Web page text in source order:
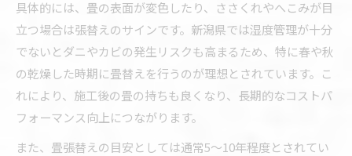
具体的には、畳の表面が変色したり、ささくれやへこみが目
立つ場合は張替えのサインです。新潟県では湿度管理が十分
でないとダニやカビの発生リスクも高まるため、特に春や秋
の乾燥した時期に畳替えを行うのが理想とされています。こ
れにより、施工後の畳の持ちも良くなり、長期的なコストパ
フォーマンス向上につながります。
また、畳張替えの目安としては通常5～10年程度とされてい